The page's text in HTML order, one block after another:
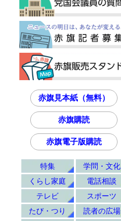
赤旗見本紙（無料）
赤旗購読
赤旗電子版購読
特集
学問・文化
くらし家庭
電話相談
テレビ
スポーツ
たび・つり
読者の広場